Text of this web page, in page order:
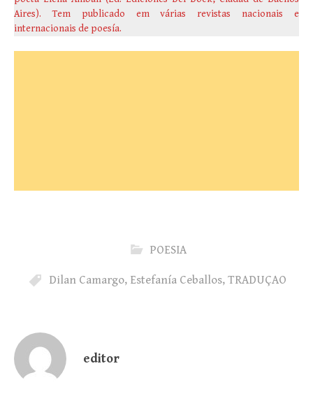
Aires). Tem publicado em várias revistas nacionais e
internacionais de poesía.
POESIA
Dilan Camargo, Estefanía Ceballos, TRADUÇAO
editor